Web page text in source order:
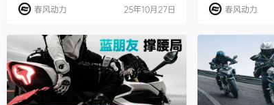
春风动力
春风动力 25年10月27日